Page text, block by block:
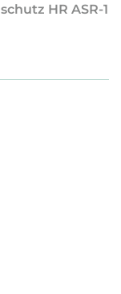
HR ASR-1